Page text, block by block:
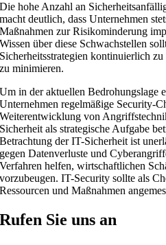
Die hohe Anzahl an
macht deutlich, dass Unternehmen
Maßnahmen zur Risikominderung
Wissen über diese Schwachstellen
Sicherheitsstrategien kontinuierlich
zu minimieren.
Um in der aktuellen Bedrohungslage
Unternehmen regelmäßige Security-
Weiterentwicklung von
Sicherheit als strategische Aufgabe
Betrachtung der IT-Sicherheit ist
gegen Datenverluste und
Verfahren helfen, wirtschaftlichen
vorzubeugen. IT-Security sollte als
Ressourcen und Maßnahmen
Rufen Sie uns an